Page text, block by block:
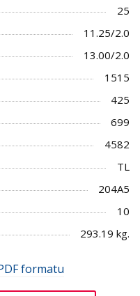
25
11.25/2.0
13.00/2.0
1515
425
699
4582
TL
204A5
10
293.19 kg.
formatu